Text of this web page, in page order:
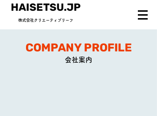
HAISETSU.JP
株式会社クリエーティブリーフ
COMPANY PROFILE
会社案内